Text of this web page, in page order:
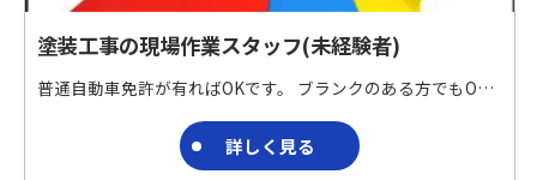
塗装工事の現場作業スタッフ(未経験者)
普通自動車免許が有ればOKです。 ブランクのある方でもOKです。 未経験の方、安心してスタートできます。 建物の床面加工および仕上げ工事や防水工事を行う会社です。 特殊材料を用いた床面加工および仕上げ工事や防水工事を請け負っています。
詳しく見る